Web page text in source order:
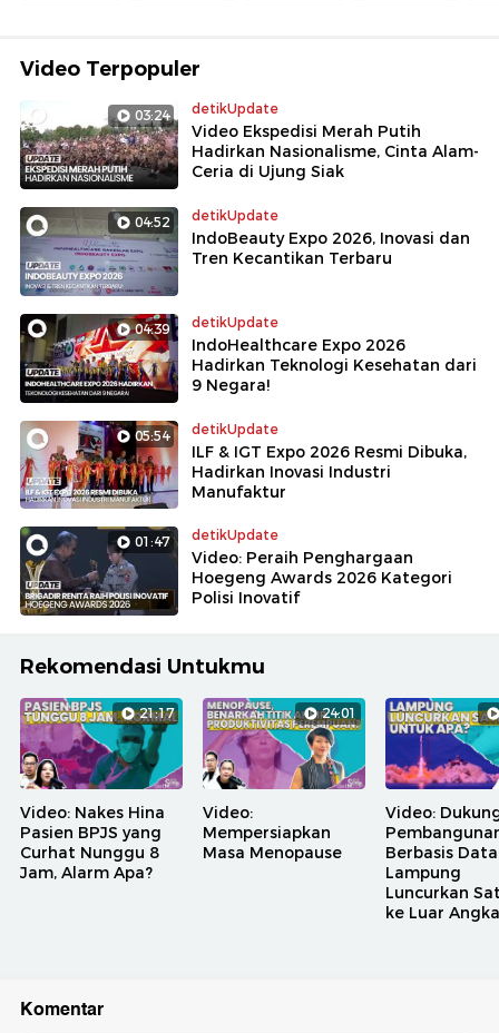
Video Terpopuler
03:24 detikUpdate
Video Ekspedisi Merah Putih
Hadirkan Nasionalisme, Cinta Alam-
Ceria di Ujung Siak
04:52 detikUpdate
IndoBeauty Expo 2026, Inovasi dan
Tren Kecantikan Terbaru
04:39 detikUpdate
IndoHealthcare Expo 2026
Hadirkan Teknologi Kesehatan dari
9 Negara!
05:54 detikUpdate
ILF & IGT Expo 2026 Resmi Dibuka,
Hadirkan Inovasi Industri
Manufaktur
01:47 detikUpdate
Video: Peraih Penghargaan
Hoegeng Awards 2026 Kategori
Polisi Inovatif
Rekomendasi Untukmu
21:17
Video: Nakes Hina
Pasien BPJS yang
Curhat Nunggu 8
Jam, Alarm Apa?
24:01
Video:
Mempersiapkan
Masa Menopause
Video:
Berbasis
Lampung
Luncurkan
ke Luar